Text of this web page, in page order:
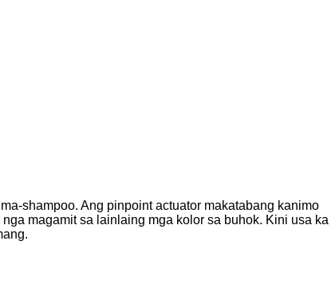
shampoo. Ang pinpoint actuator makatabang kanimo
magamit sa lainlaing mga kolor sa buhok. Kini usa ka